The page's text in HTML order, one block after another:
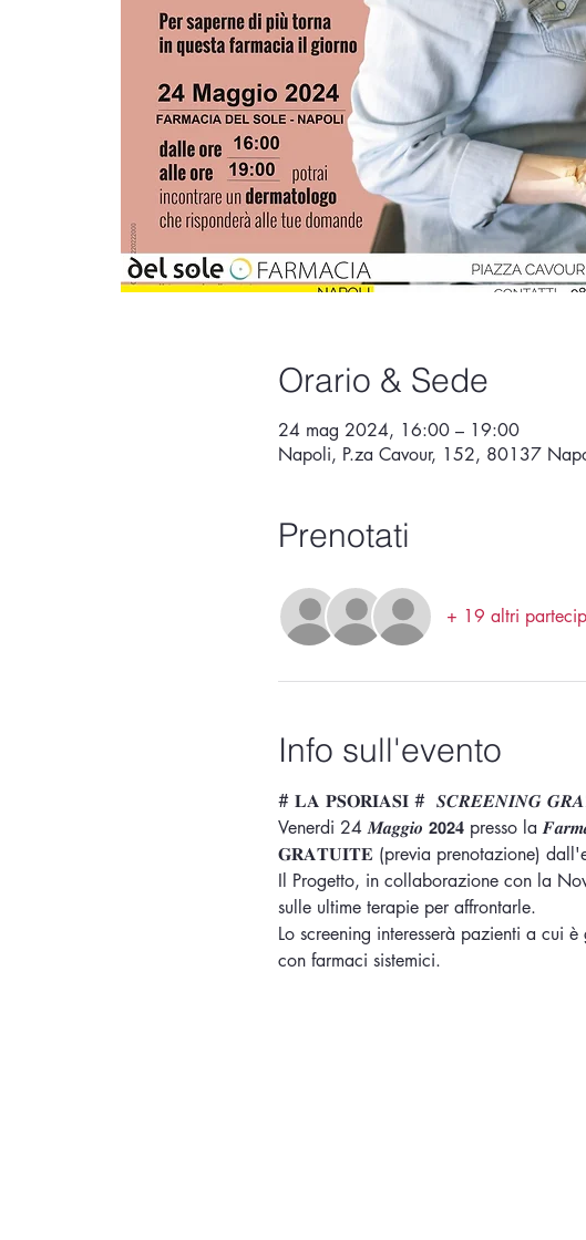
Orario & Sede
24 mag 2024, 16:00 – 19:00
Napoli, P.za Cavour, 152, 80137
Prenotati
+ 19 altri
Info sull'evento
# 𝐋𝐀 𝐏𝐒𝐎𝐑𝐈𝐀𝐒𝐈 #  𝑺𝑪𝑹𝑬𝑬𝑵𝑰𝑵𝑮
Venerdi 24 𝑴𝒂𝒈𝒈𝒊𝒐 𝟮𝟬𝟮𝟒 presso la
𝐆𝐑𝐀𝐓𝐔𝐈𝐓𝐄 (previa prenotazione)
Il Progetto, in collaborazione con la
sulle ultime terapie per affrontarle.
Lo screening interesserà pazienti a cui
con farmaci sistemici.